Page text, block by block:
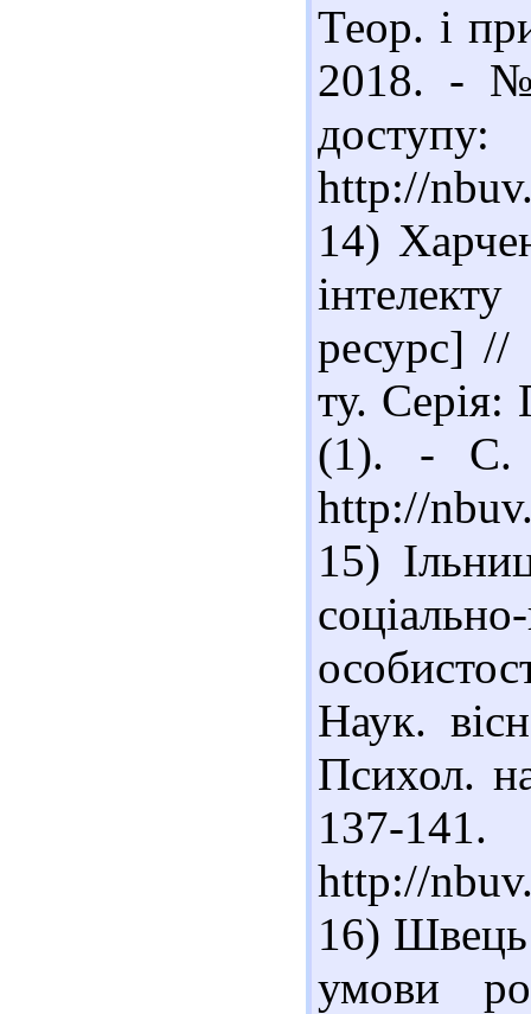
Теор. і
2018. -
доступу:
http://
14)
ресурс] //
ту.
(1). - С.
http://
15)
Наук.
Психол.
137-
http://
16) Швець
умови